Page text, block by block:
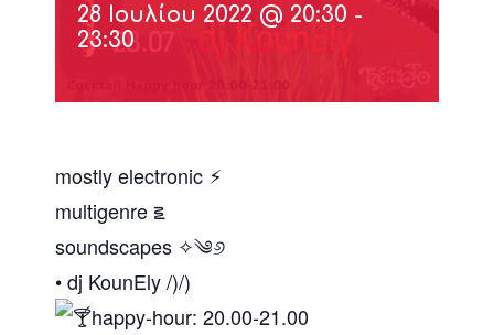
28 Ιουλίου 2022 @ 20:30 -
23:30
mostly electronic ⚡︎
multigenre ౾
soundscapes ✧༄୬
• dj KounEly /)/)
happy-hour: 20.00-21.00